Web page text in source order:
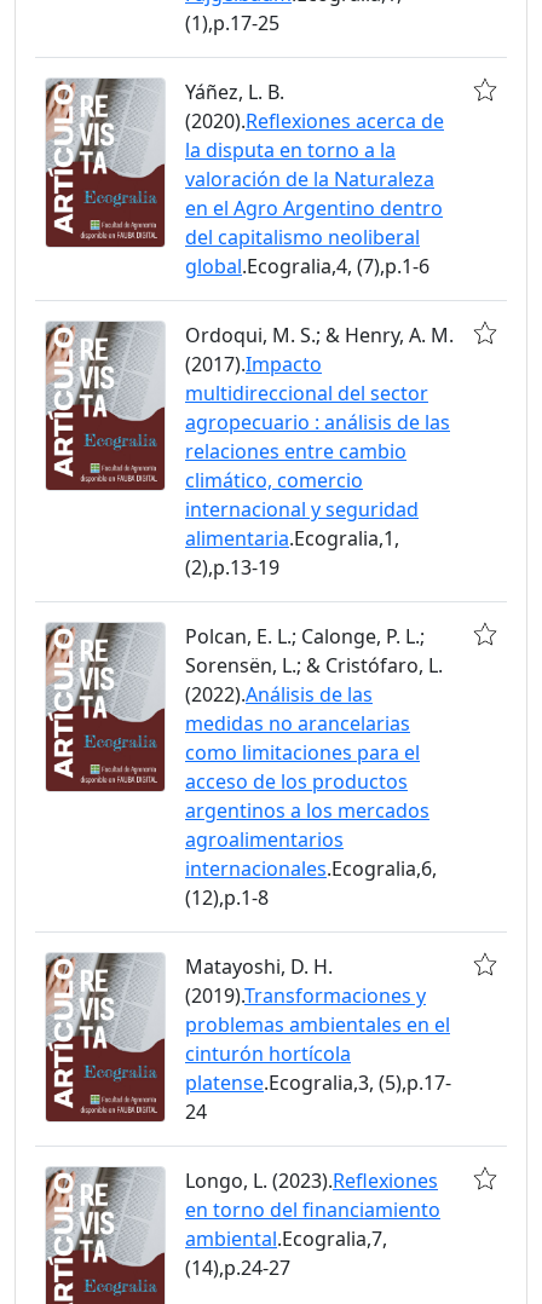
(1),p.17-25
Yáñez, L. B.
(2020).Reflexiones acerca de
la disputa en torno a la
valoración de la Naturaleza
en el Agro Argentino dentro
del capitalismo neoliberal
global.Ecogralia,4, (7),p.1-6
Ordoqui, M. S.; & Henry, A. M.
(2017).Impacto
multidireccional del sector
agropecuario : análisis de las
relaciones entre cambio
climático, comercio
internacional y seguridad
alimentaria.Ecogralia,1,
(2),p.13-19
Polcan, E. L.; Calonge, P. L.;
Sorensën, L.; & Cristófaro, L.
(2022).Análisis de las
medidas no arancelarias
como limitaciones para el
acceso de los productos
argentinos a los mercados
agroalimentarios
internacionales.Ecogralia,6,
(12),p.1-8
Matayoshi, D. H.
(2019).Transformaciones y
problemas ambientales en el
cinturón hortícola
platense.Ecogralia,3, (5),p.17-
24
Longo, L. (2023).Reflexiones
en torno del financiamiento
ambiental.Ecogralia,7,
(14),p.24-27